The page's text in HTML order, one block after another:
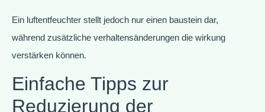
Ein luftentfeuchter stellt jedoch nur einen baustein dar,
während zusätzliche verhaltensänderungen die wirkung
verstärken können.
Einfache Tipps zur
Reduzierung der